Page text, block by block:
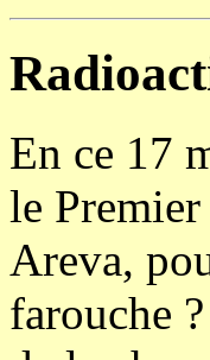
En ce 17
le
Areva,
farouche